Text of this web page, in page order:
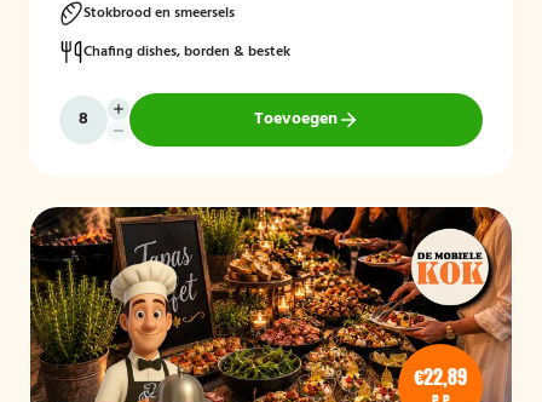
Stokbrood en smeersels
Chafing dishes, borden & bestek
Toevoegen
€22,89